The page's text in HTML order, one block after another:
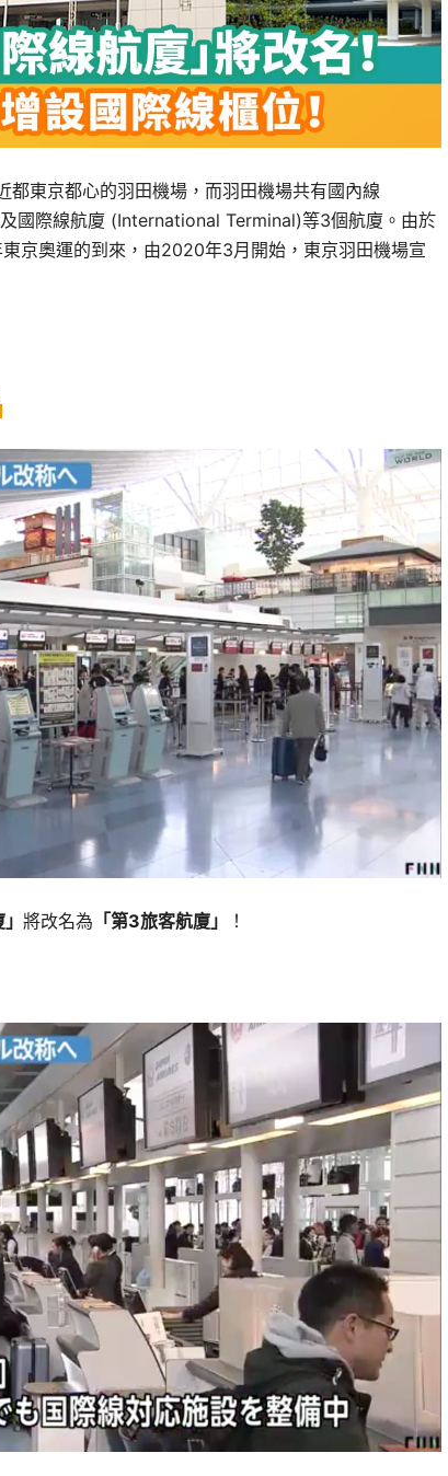
東京都心的羽田機場，而羽田機場共有國內線
國際線航廈 (International Terminal)等3個航廈。由於
京奧運的到來，由2020年3月開始，東京羽田機場宣
將改名為 「第3旅客航廈」 ！